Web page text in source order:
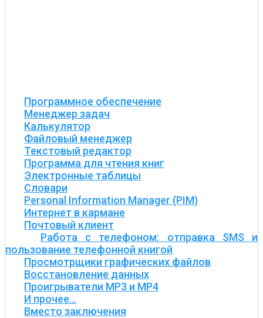
Программное обеспечение
Менеджер задач
Калькулятор
Файловый менеджер
Текстовый редактор
Программа для чтения книг
Электронные таблицы
Словари
Personal Information Manager (PIM)
Интернет в кармане
Почтовый клиент
Работа с телефоном: отправка SMS и
пользование телефонной книгой
Просмотрщики графических файлов
Восстановление данных
Проигрыватели MP3 и MP4
И прочее…
Вместо заключения